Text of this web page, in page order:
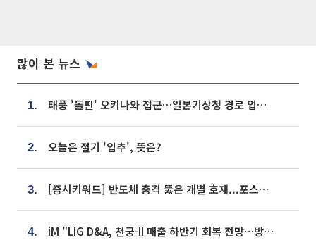
많이 본 뉴스
1. 태풍 '돌핀' 오키나와 접근…일본기상청 경로 업데이트
2. 오늘은 절기 '입추', 뜻은?
3. [증시키워드] 반도체 충격 뚫은 개별 호재...포스코퓨처엠·에코프로·한화솔루션 '눈길'
4. iM "LIG D&A, 천궁-II 매출 하반기 회복 전망…방산 톱픽 유지"